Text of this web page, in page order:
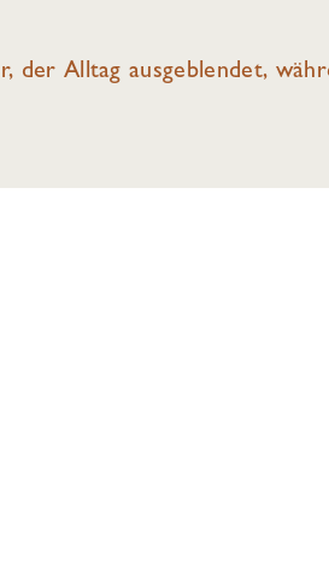
Alltag ausgeblendet,